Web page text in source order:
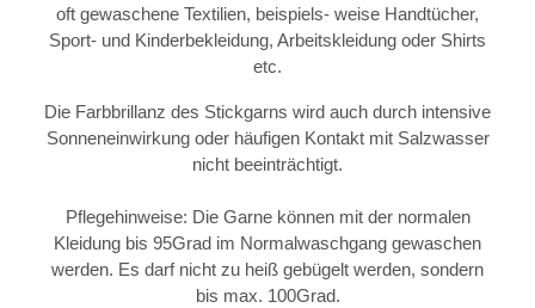
oft gewaschene Textilien, beispiels- weise Handtücher,
Sport- und Kinderbekleidung, Arbeitskleidung oder Shirts
etc.
Die Farbbrillanz des Stickgarns wird auch durch intensive
Sonneneinwirkung oder häufigen Kontakt mit Salzwasser
nicht beeinträchtigt.
Pflegehinweise: Die Garne können mit der normalen
Kleidung bis 95Grad im Normalwaschgang gewaschen
werden. Es darf nicht zu heiß gebügelt werden, sondern
bis max. 100Grad.